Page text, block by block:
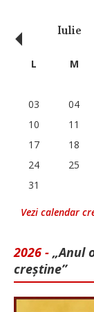
Iulie
‹ L M
03
04
10
11
17
18
24
25
31
Vezi calendar
2026 - „Anul
creștine”